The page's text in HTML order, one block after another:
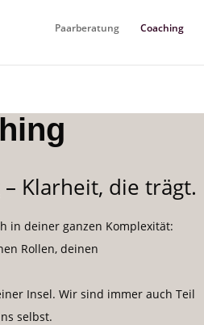
Paarberatung Coaching
Klarheit, die trägt.
in deiner ganzen Komplexität:
Rollen, deinen
Insel. Wir sind immer auch Teil
selbst.